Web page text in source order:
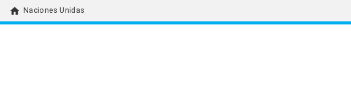
home Naciones Unidas